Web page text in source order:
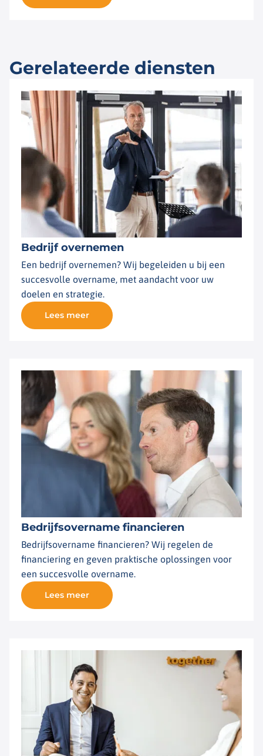
Gerelateerde diensten
Bedrijf overnemen
Een bedrijf overnemen? Wij begeleiden u bij een
succesvolle overname, met aandacht voor uw
doelen en strategie.
Lees meer
Bedrijfsovername financieren
Bedrijfsovername financieren? Wij regelen de
financiering en geven praktische oplossingen voor
een succesvolle overname.
Lees meer